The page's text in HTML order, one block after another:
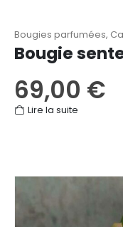
Bougies parfumées,
Bougie
69,00 €
Lire la suite